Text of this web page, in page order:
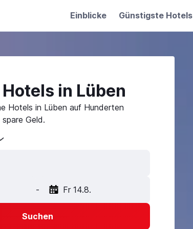
Einblicke Günstigste Hotels
in Lüben
Hotels in Lüben auf Hunderten
Geld.
- Fr 14.8.
Suchen